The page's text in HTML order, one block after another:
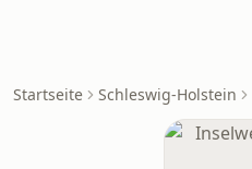
Startseite Schleswig-Holstein